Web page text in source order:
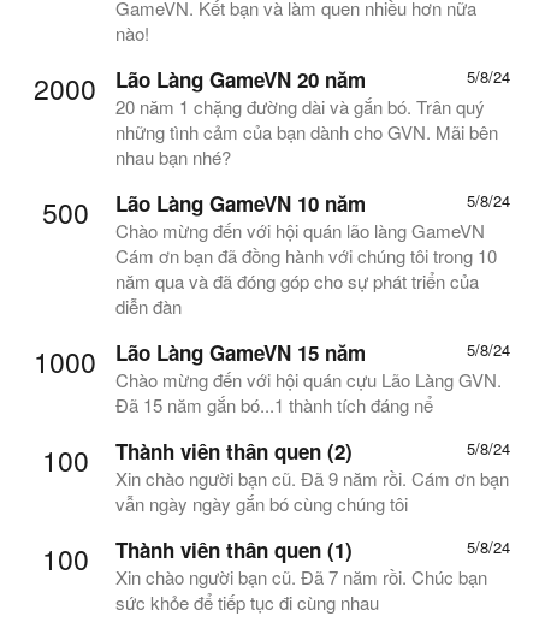
GameVN. Kết bạn và làm quen nhiều hơn nữa
nào!
2000 5/8/24
Lão Làng GameVN 20 năm
20 năm 1 chặng đường dài và gắn bó. Trân quý
những tình cảm của bạn dành cho GVN. Mãi bên
nhau bạn nhé?
500 5/8/24
Lão Làng GameVN 10 năm
Chào mừng đến với hội quán lão làng GameVN
Cám ơn bạn đã đồng hành với chúng tôi trong 10
năm qua và đã đóng góp cho sự phát triển của
diễn đàn
1000 5/8/24
Lão Làng GameVN 15 năm
Chào mừng đến với hội quán cựu Lão Làng GVN.
Đã 15 năm gắn bó...1 thành tích đáng nể
100 5/8/24
Thành viên thân quen (2)
Xin chào người bạn cũ. Đã 9 năm rồi. Cám ơn bạn
vẫn ngày ngày gắn bó cùng chúng tôi
100 5/8/24
Thành viên thân quen (1)
Xin chào người bạn cũ. Đã 7 năm rồi. Chúc bạn
sức khỏe để tiếp tục đi cùng nhau